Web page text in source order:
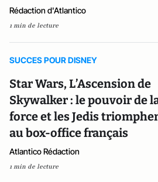
Rédaction d'Atlantico
1 min de lecture
SUCCES POUR DISNEY
Star Wars, L’Ascension de
Skywalker : le pouvoir de
force et les Jedis
au box-office français
Atlantico Rédaction
1 min de lecture